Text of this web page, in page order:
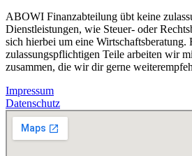
ABOWI Finanzabteilung übt keine
Dienstleistungen, wie Steuer- oder
sich hierbei um eine Wirtschaftsberatung.
zulassungspflichtigen Teile arbeiten wir
zusammen, die wir dir gerne
Impressum
Datenschutz